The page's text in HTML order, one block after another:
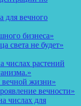
для вечного
бизнеса»
света не будет»
числах растений
вечной жизни»
вечности»
числах для